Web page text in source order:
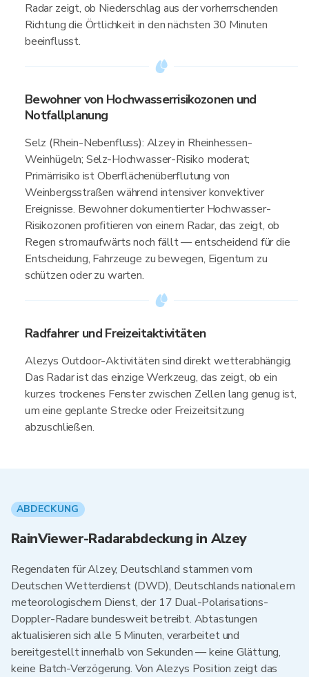
Radar zeigt, ob Niederschlag aus der vorherrschenden
Richtung die Örtlichkeit in den nächsten 30 Minuten
beeinflusst.
Bewohner von Hochwasserrisikozonen und
Notfallplanung
Selz (Rhein-Nebenfluss): Alzey in Rheinhessen-
Weinhügeln; Selz-Hochwasser-Risiko moderat;
Primärrisiko ist Oberflächenüberflutung von
Weinbergsstraßen während intensiver konvektiver
Ereignisse. Bewohner dokumentierter Hochwasser-
Risikozonen profitieren von einem Radar, das zeigt, ob
Regen stromaufwärts noch fällt — entscheidend für die
Entscheidung, Fahrzeuge zu bewegen, Eigentum zu
schützen oder zu warten.
Radfahrer und Freizeitaktivitäten
Alezys Outdoor-Aktivitäten sind direkt wetterabhängig.
Das Radar ist das einzige Werkzeug, das zeigt, ob ein
kurzes trockenes Fenster zwischen Zellen lang genug ist,
um eine geplante Strecke oder Freizeitsitzung
abzuschließen.
ABDECKUNG
RainViewer-Radarabdeckung in Alzey
Regendaten für Alzey, Deutschland stammen vom
Deutschen Wetterdienst (DWD), Deutschlands nationalem
meteorologischem Dienst, der 17 Dual-Polarisations-
Doppler-Radare bundesweit betreibt. Abtastungen
aktualisieren sich alle 5 Minuten, verarbeitet und
bereitgestellt innerhalb von Sekunden — keine Glättung,
keine Batch-Verzögerung. Von Alezys Position zeigt das